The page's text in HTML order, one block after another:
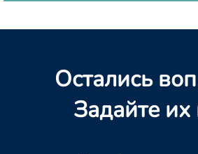
Остались
Задайте их